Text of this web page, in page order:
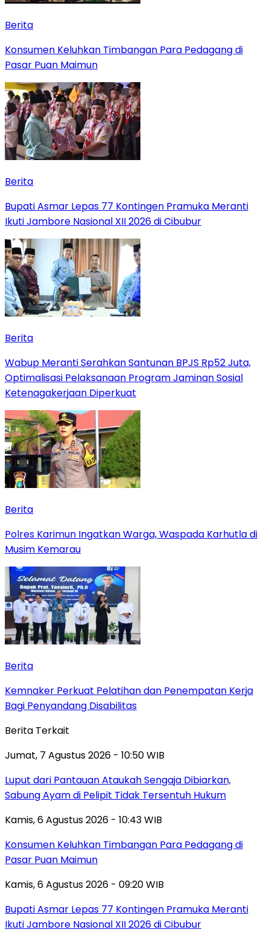
Berita
Konsumen Keluhkan Timbangan Para Pedagang di
Pasar Puan Maimun
Berita
Bupati Asmar Lepas 77 Kontingen Pramuka Meranti
Ikuti Jambore Nasional XII 2026 di Cibubur
Berita
Wabup Meranti Serahkan Santunan BPJS Rp52 Juta,
Optimalisasi Pelaksanaan Program Jaminan Sosial
Ketenagakerjaan Diperkuat
Berita
Polres Karimun Ingatkan Warga, Waspada Karhutla di
Musim Kemarau
Berita
Kemnaker Perkuat Pelatihan dan Penempatan Kerja
Bagi Penyandang Disabilitas
Berita Terkait
Jumat, 7 Agustus 2026 - 10:50 WIB
Luput dari Pantauan Ataukah Sengaja Dibiarkan,
Sabung Ayam di Pelipit Tidak Tersentuh Hukum
Kamis, 6 Agustus 2026 - 10:43 WIB
Konsumen Keluhkan Timbangan Para Pedagang di
Pasar Puan Maimun
Kamis, 6 Agustus 2026 - 09:20 WIB
Bupati Asmar Lepas 77 Kontingen Pramuka Meranti
Ikuti Jambore Nasional XII 2026 di Cibubur